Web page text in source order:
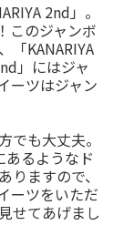
2nd」。
このジャンボ
「KANARIYA
」にはジャ
ーツはジャン
でも大丈夫。
あるようなド
りますので、
ーツをいただ
せてあげまし